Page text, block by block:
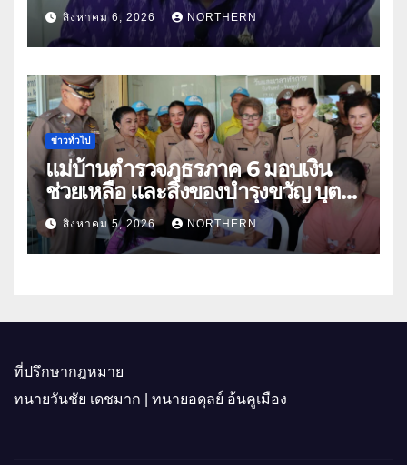
“เกษตรรุ่งเรืองเมืองสองแคว 69” มุ่ง
ประโยชน์เกษตรกร ดึงนวัตกรรม-จับ
คู่ธุรกิจดันสินค้าเกษตรสู่สากล (คลิป)
สิงหาคม 6, 2026 NORTHERN
ข่าวทั่วไป
แม่บ้านตำรวจภูธรภาค 6 มอบเงิน
ช่วยเหลือ และสิ่งของบำรุงขวัญ บุตร-
ธิดา ข้าราชการตำรวจจังหวัด
อุทัยธานี
สิงหาคม 5, 2026 NORTHERN
ที่ปรึกษากฎหมาย
ทนายวันชัย เดชมาก | ทนายอดุลย์ อ้นคูเมือง